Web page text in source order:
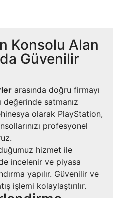
Konsolu Alan
Güvenilir
arasında doğru firmayı
değerinde satmanız
olarak PlayStation,
profesyonel
hizmet ile
incelenir ve piyasa
yapılır. Güvenilir ve
işlemi kolaylaştırılır.